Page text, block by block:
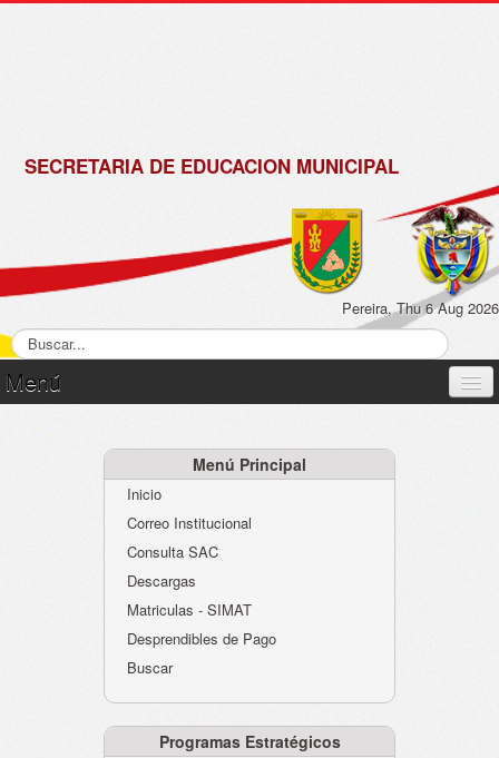
SECRETARIA DE EDUCACION MUNICIPAL
Pereira, Thu 6 Aug 2026
Menú
Atención al Ciudadano
Instituciones Educativas
Despacho Secretaría
Evaluación desempeño
Humano-Cesantías
Menú Principal
Inicio
Correo Institucional
Consulta SAC
Descargas
Matriculas - SIMAT
Desprendibles de Pago
Buscar
Programas Estratégicos
de